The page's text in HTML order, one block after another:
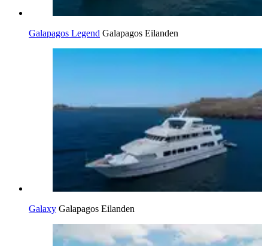
Galapagos Legend Galapagos Eilanden
Galaxy Galapagos Eilanden